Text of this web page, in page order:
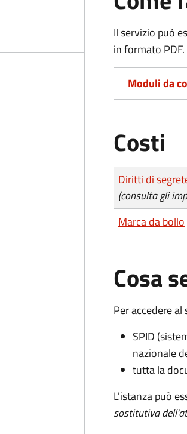
Il servizio può
in formato PDF.
Moduli da
Costi
Tipo di
Importo
Diritti di
(consulta gli
Marca da bollo
Cosa
Per accedere
SPID
nazionale
tutta la
L'istanza può
sostitutiva